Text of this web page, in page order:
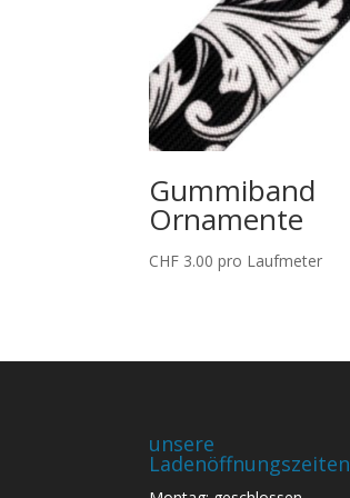
Gummiband
Ornamente
CHF 3.00 pro Laufmeter
unsere
Ladenöffnungszeiten